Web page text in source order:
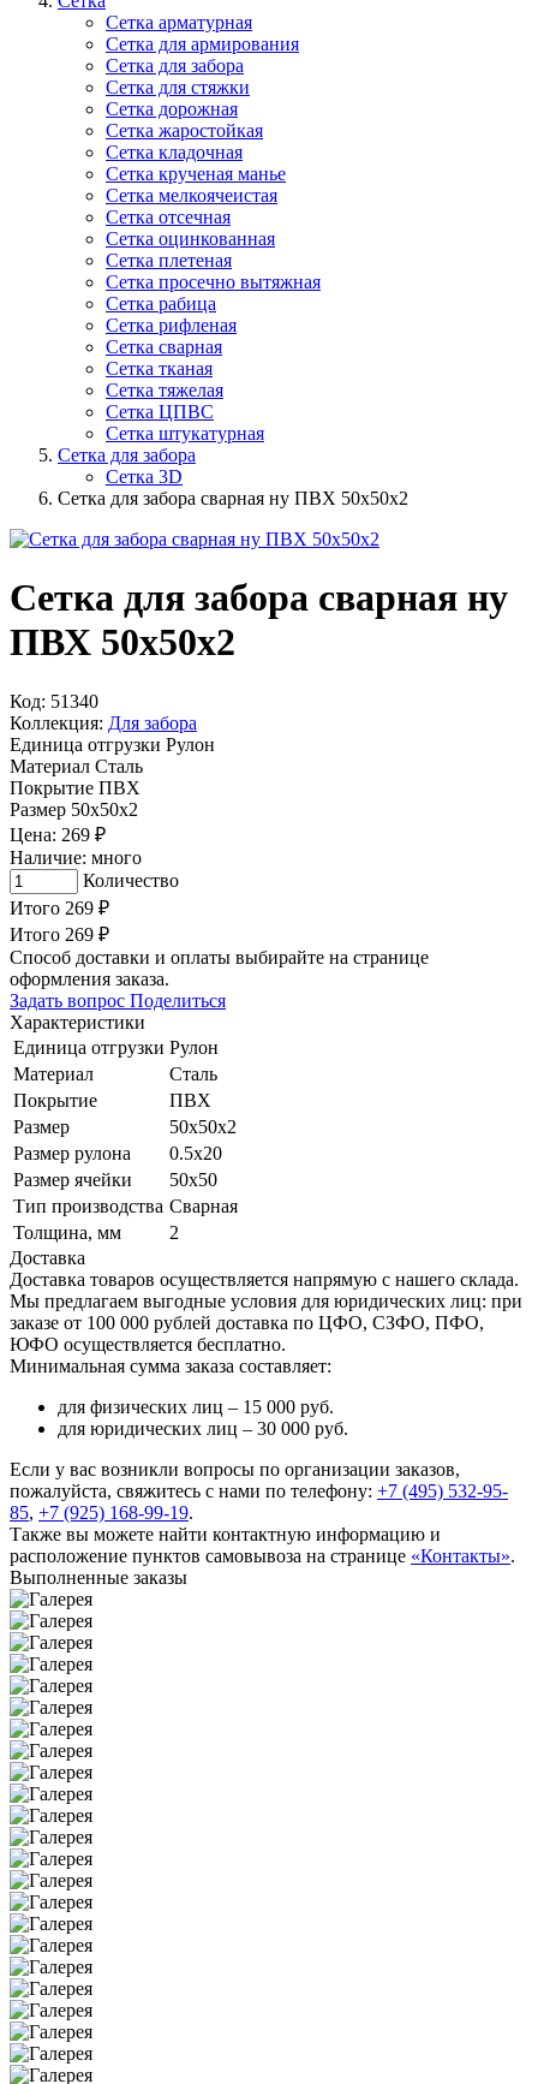
Сетка арматурная
Сетка для армирования
Сетка для забора
Сетка для стяжки
Сетка дорожная
Сетка жаростойкая
Сетка кладочная
Сетка крученая манье
Сетка мелкоячеистая
Сетка отсечная
Сетка оцинкованная
Сетка плетеная
Сетка просечно вытяжная
Сетка рабица
Сетка рифленая
Сетка сварная
Сетка тканая
Сетка тяжелая
Сетка ЦПВС
Сетка штукатурная
Сетка для забора
Сетка 3D
Сетка для забора сварная ну ПВХ 50х50х2
Сетка для забора сварная ну
ПВХ 50х50х2
Код: 51340
Коллекция: Для забора
Единица отгрузки Рулон
Материал Сталь
Покрытие ПВХ
Размер 50х50х2
Цена: 269 ₽
Наличие: много
Количество
Итого 269 ₽
Итого 269 ₽
Способ доставки и оплаты выбирайте на странице
оформления заказа.
Задать вопрос Поделиться
Характеристики
Единица отгрузки Рулон
Материал
Сталь
Покрытие
ПВХ
Размер
50х50х2
Размер рулона
0.5х20
Размер ячейки
50х50
Тип производства Сварная
Толщина, мм
2
Доставка
Доставка товаров осуществляется напрямую с нашего склада.
Мы предлагаем выгодные условия для юридических лиц: при
заказе от 100 000 рублей доставка по ЦФО, СЗФО, ПФО,
ЮФО осуществляется бесплатно.
Минимальная сумма заказа составляет:
для физических лиц – 15 000 руб.
для юридических лиц – 30 000 руб.
Если у вас возникли вопросы по организации заказов,
пожалуйста, свяжитесь с нами по телефону: +7 (495) 532-95-
85, +7 (925) 168-99-19.
Также вы можете найти контактную информацию и
расположение пунктов самовывоза на странице «Контакты».
Выполненные заказы